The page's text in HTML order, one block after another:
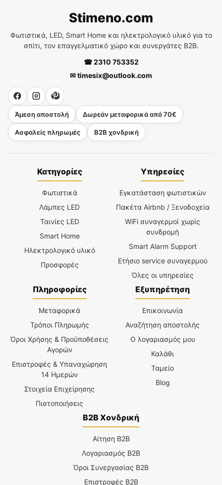
Stimeno.com
Φωτιστικά, LED, Smart Home και ηλεκτρολογικό υλικό για το
σπίτι, τον επαγγελματικό χώρο και συνεργάτες B2B.
☎ 2310 753352
✉ timesix@outlook.com
Άμεση αποστολή Δωρεάν μεταφορικά από 70€
Ασφαλείς πληρωμές B2B χονδρική
Κατηγορίες
Φωτιστικά
Λάμπες LED
Ταινίες LED
Smart Home
Ηλεκτρολογικό υλικό
Προσφορές
Υπηρεσίες
Εγκατάσταση φωτιστικών
Πακέτα Airbnb / Ξενοδοχεία
WiFi συναγερμοί χωρίς
συνδρομή
Smart Alarm Support
Ετήσιο service συναγερμού
Όλες οι υπηρεσίες
Πληροφορίες
Μεταφορικά
Τρόποι Πληρωμής
Όροι Χρήσης & Προϋποθέσεις
Αγορών
Επιστροφές & Υπαναχώρηση
14 Ημερών
Στοιχεία Επιχείρησης
Πιστοποιήσεις
Εξυπηρέτηση
Επικοινωνία
Αναζήτηση αποστολής
Ο λογαριασμός μου
Καλάθι
Ταμείο
Blog
B2B Χονδρική
Αίτηση B2B
Λογαριασμός B2B
Όροι Συνεργασίας B2B
Επιστροφές B2B